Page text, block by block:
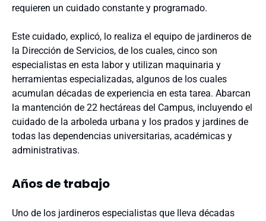
requieren un cuidado constante y programado.
Este cuidado, explicó, lo realiza el equipo de jardineros de
la Dirección de Servicios, de los cuales, cinco son
especialistas en esta labor y utilizan maquinaria y
herramientas especializadas, algunos de los cuales
acumulan décadas de experiencia en esta tarea. Abarcan
la mantención de 22 hectáreas del Campus, incluyendo el
cuidado de la arboleda urbana y los prados y jardines de
todas las dependencias universitarias, académicas y
administrativas.
Años de trabajo
Uno de los jardineros especialistas que lleva décadas